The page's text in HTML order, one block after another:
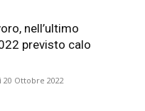
nell’ultimo
previsto calo
20 Ottobre 2022